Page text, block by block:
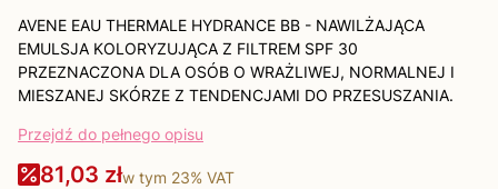
AVENE EAU THERMALE HYDRANCE BB - NAWILŻAJĄCA
EMULSJA KOLORYZUJĄCA Z FILTREM SPF 30
PRZEZNACZONA DLA OSÓB O WRAŻLIWEJ, NORMALNEJ I
MIESZANEJ SKÓRZE Z TENDENCJAMI DO PRZESUSZANIA.
Przejdź do pełnego opisu
81,03 złw tym 23% VAT